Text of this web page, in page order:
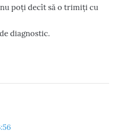
poți decît să o trimiți cu
diagnostic.